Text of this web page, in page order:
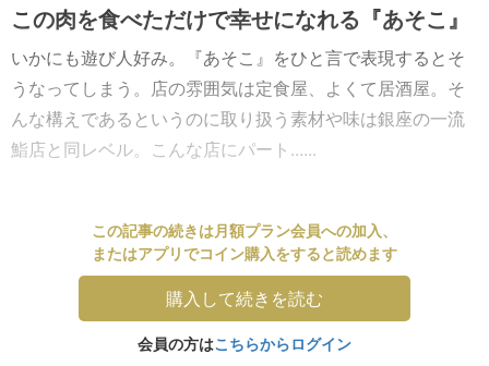
この肉を食べただけで幸せになれる『あそこ』
いかにも遊び人好み。『あそこ』をひと言で表現するとそ
うなってしまう。店の雰囲気は定食屋、よくて居酒屋。そ
んな構えであるというのに取り扱う素材や味は銀座の一流
鮨店と同レベル。こんな店にパート......
この記事の続きは月額プラン会員への加入、
またはアプリでコイン購入をすると読めます
購入して続きを読む
会員の方はこちらからログイン